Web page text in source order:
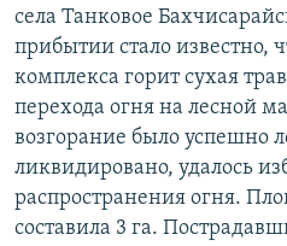
ПОБЕДИТЕЛЕЙ НЕ СУДЯТ?
ELIFBE
УКРАИНСКАЯ ПРОБЛЕМА КРЫМА
ПРИСОЕДИНЯЙТЕСЬ!
Все сайты RFE/RL
села Танковое
прибытии стало известно,
комплекса горит сухая
перехода огня на лесной
возгорание было успешно
ликвидировано, удалось
распространения огня.
составила 3 га.